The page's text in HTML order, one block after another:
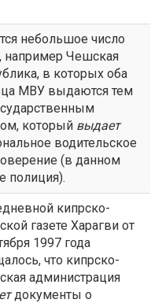
небольшое число
например Чешская
в которых оба
МВУ выдаются тем
который выдает
водительское
(в данном
полиция).
кипрско-
газете Харагви от
1997 года
что кипрско-
администрация
документы о